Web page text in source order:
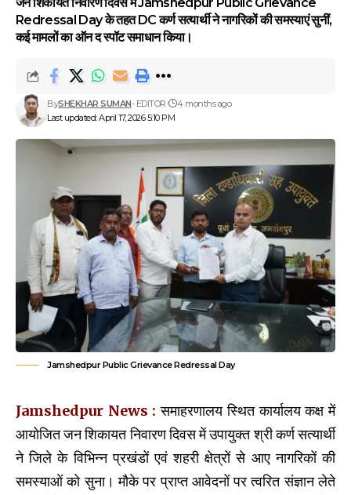
Redressal Day के तहत DC कर्ण सत्यार्थी ने नागरिकों की समस्याएं सुनीं,
कई मामलों का ऑन द स्पॉट समाधान किया।
Last updated: April 17, 2026 5:10 PM
BySHEKHAR SUMAN- EDITOR 4 months ago
Jamshedpur Public Grievance Redressal Day
Jamshedpur News : समाहरणालय स्थित कार्यालय कक्ष में
आयोजित जन शिकायत निवारण दिवस में उपायुक्त श्री कर्ण सत्यार्थी
ने जिले के विभिन्न प्रखंडों एवं शहरी क्षेत्रों से आए नागरिकों की
समस्याओं को सुना। मौके पर प्राप्त आवेदनों पर त्वरित संज्ञान लेते